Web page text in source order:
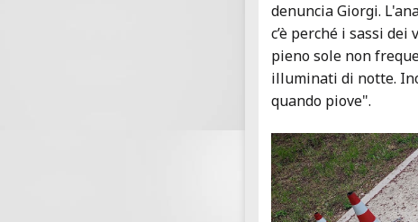
denuncia Giorgi.
c’è perché i sassi
pieno sole non
illuminati di notte.
quando piove".